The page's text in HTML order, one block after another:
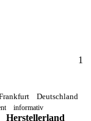
1
Deutschland
informativ
Herstellerland